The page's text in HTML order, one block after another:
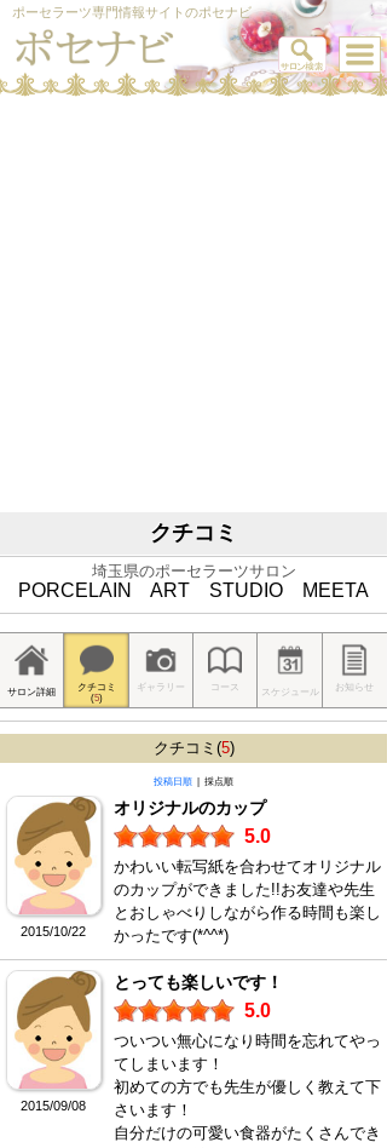
ポーセラーツ専門情報サイトのポセナビ
クチコミ
埼玉県のポーセラーツサロン
PORCELAIN ART STUDIO MEETA
サロン詳細
クチコミ
(5)
ギャラリー コース スケジュール お知らせ
クチコミ(5)
投稿日順 | 採点順
2015/10/22
オリジナルのカップ
5.0
かわいい転写紙を合わせてオリジナル
のカップができました!!お友達や先生
とおしゃべりしながら作る時間も楽し
かったです(*^^*)
2015/09/08
とっても楽しいです！
5.0
ついつい無心になり時間を忘れてやっ
てしまいます！
初めての方でも先生が優しく教えて下
さいます！
自分だけの可愛い食器がたくさんでき